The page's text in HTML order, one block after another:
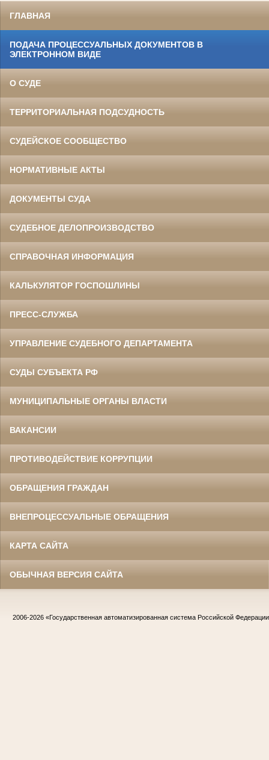
ГЛАВНАЯ
ПОДАЧА ПРОЦЕССУАЛЬНЫХ ДОКУМЕНТОВ В
ЭЛЕКТРОННОМ ВИДЕ
О СУДЕ
ТЕРРИТОРИАЛЬНАЯ ПОДСУДНОСТЬ
СУДЕЙСКОЕ СООБЩЕСТВО
НОРМАТИВНЫЕ АКТЫ
ДОКУМЕНТЫ СУДА
СУДЕБНОЕ ДЕЛОПРОИЗВОДСТВО
СПРАВОЧНАЯ ИНФОРМАЦИЯ
КАЛЬКУЛЯТОР ГОСПОШЛИНЫ
ПРЕСС-СЛУЖБА
УПРАВЛЕНИЕ СУДЕБНОГО ДЕПАРТАМЕНТА
СУДЫ СУБЪЕКТА РФ
МУНИЦИПАЛЬНЫЕ ОРГАНЫ ВЛАСТИ
ВАКАНСИИ
ПРОТИВОДЕЙСТВИЕ КОРРУПЦИИ
ОБРАЩЕНИЯ ГРАЖДАН
ВНЕПРОЦЕССУАЛЬНЫЕ ОБРАЩЕНИЯ
КАРТА САЙТА
ОБЫЧНАЯ ВЕРСИЯ САЙТА
2006-2026 «Государственная автоматизированная система Российской